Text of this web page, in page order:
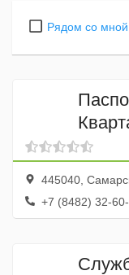
Рядом со мной
445040,
+7 (8482) 32-60-